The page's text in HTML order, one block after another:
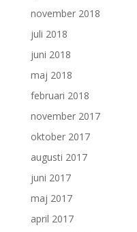
november 2018
juli 2018
juni 2018
maj 2018
februari 2018
november 2017
oktober 2017
augusti 2017
juni 2017
maj 2017
april 2017